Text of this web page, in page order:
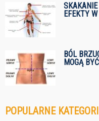
EFEKTY
BÓL
MOGĄ
POPULARNE